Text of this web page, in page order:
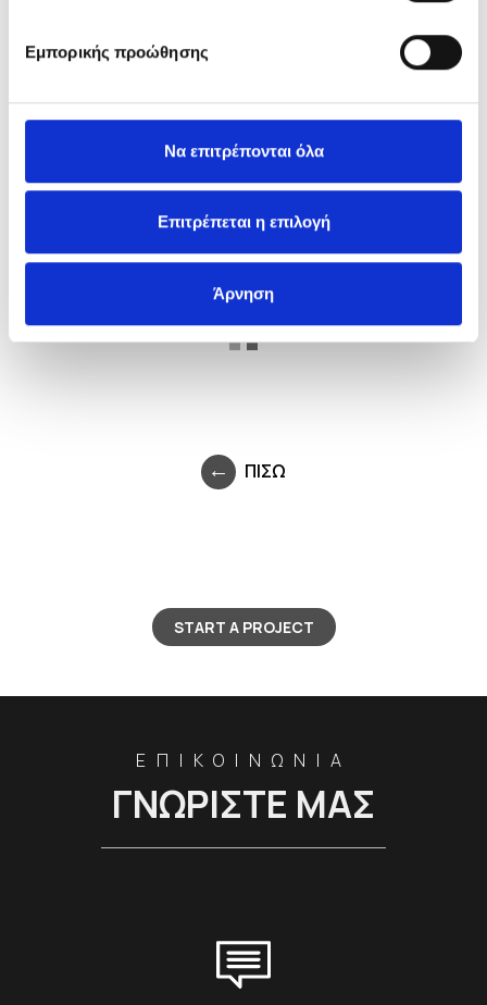
Εμπορικής προώθησης
Να επιτρέπονται όλα
Επιτρέπεται η επιλογή
Άρνηση
ARCHITIZER
RETAIL DESIGN
ΠΙΣΩ
START A PROJECT
ΕΠΙΚΟΙΝΩΝΙΑ
ΓΝΩΡΙΣΤΕ ΜΑΣ